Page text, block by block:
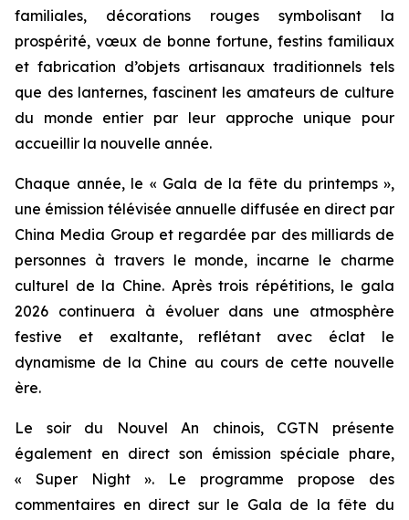
familiales, décorations rouges symbolisant la
prospérité, vœux de bonne fortune, festins familiaux
et fabrication d’objets artisanaux traditionnels tels
que des lanternes, fascinent les amateurs de culture
du monde entier par leur approche unique pour
accueillir la nouvelle année.
Chaque année, le « Gala de la fête du printemps »,
une émission télévisée annuelle diffusée en direct par
China Media Group et regardée par des milliards de
personnes à travers le monde, incarne le charme
culturel de la Chine. Après trois répétitions, le gala
2026 continuera à évoluer dans une atmosphère
festive et exaltante, reflétant avec éclat le
dynamisme de la Chine au cours de cette nouvelle
ère.
Le soir du Nouvel An chinois, CGTN présente
également en direct son émission spéciale phare,
« Super Night ». Le programme propose des
commentaires en direct sur le Gala de la fête du